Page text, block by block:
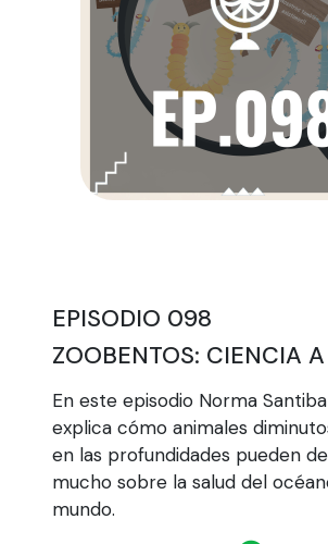
EPISODIO 098
ZOOBENTOS: CIENCIA
En este episodio Norma
explica cómo animales
en las profundidades pueden
mucho sobre la salud del
mundo.